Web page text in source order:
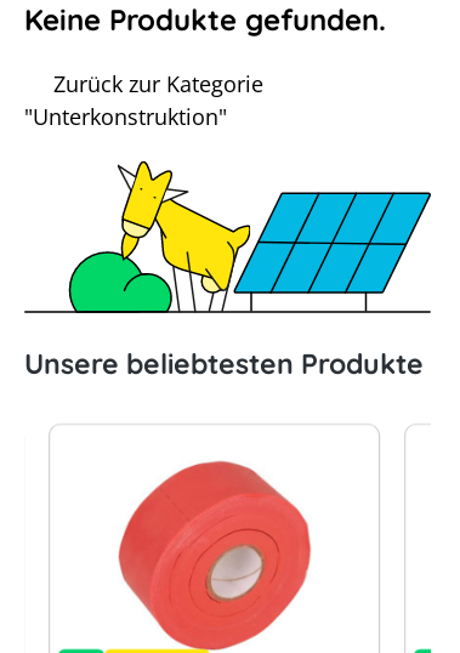
Keine Produkte gefunden.
Zurück zur Kategorie
"Unterkonstruktion"
Unsere beliebtesten Produkte